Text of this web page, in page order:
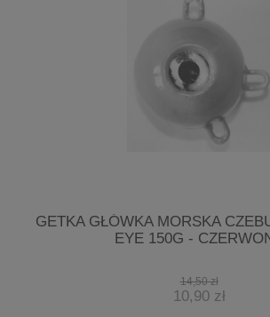
GETKA GŁÓWKA MORSKA
EYE 150G -
14,50 zł
10,90 zł